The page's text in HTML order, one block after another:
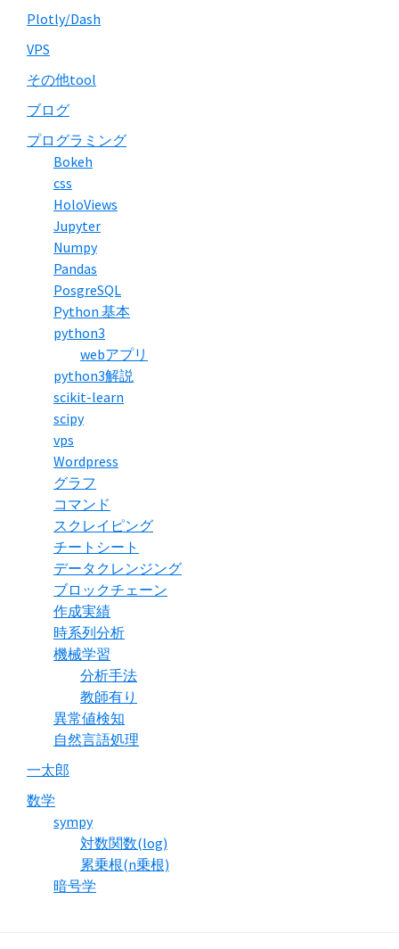
Plotly/Dash
VPS
その他tool
ブログ
プログラミング
Bokeh
css
HoloViews
Jupyter
Numpy
Pandas
PosgreSQL
Python 基本
python3
webアプリ
python3解説
scikit-learn
scipy
vps
Wordpress
グラフ
コマンド
スクレイピング
チートシート
データクレンジング
ブロックチェーン
作成実績
時系列分析
機械学習
分析手法
教師有り
異常値検知
自然言語処理
一太郎
数学
sympy
対数関数(log)
累乗根(n乗根)
暗号学